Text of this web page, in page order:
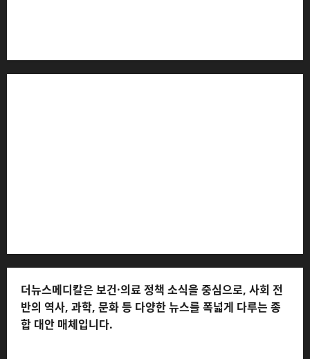
더뉴스메디칼은 보건·의료 정책 소식을 중심으로, 사회 전
반의 역사, 과학, 문화 등 다양한 뉴스를 폭넓게 다루는 종
합 대안 매체입니다.